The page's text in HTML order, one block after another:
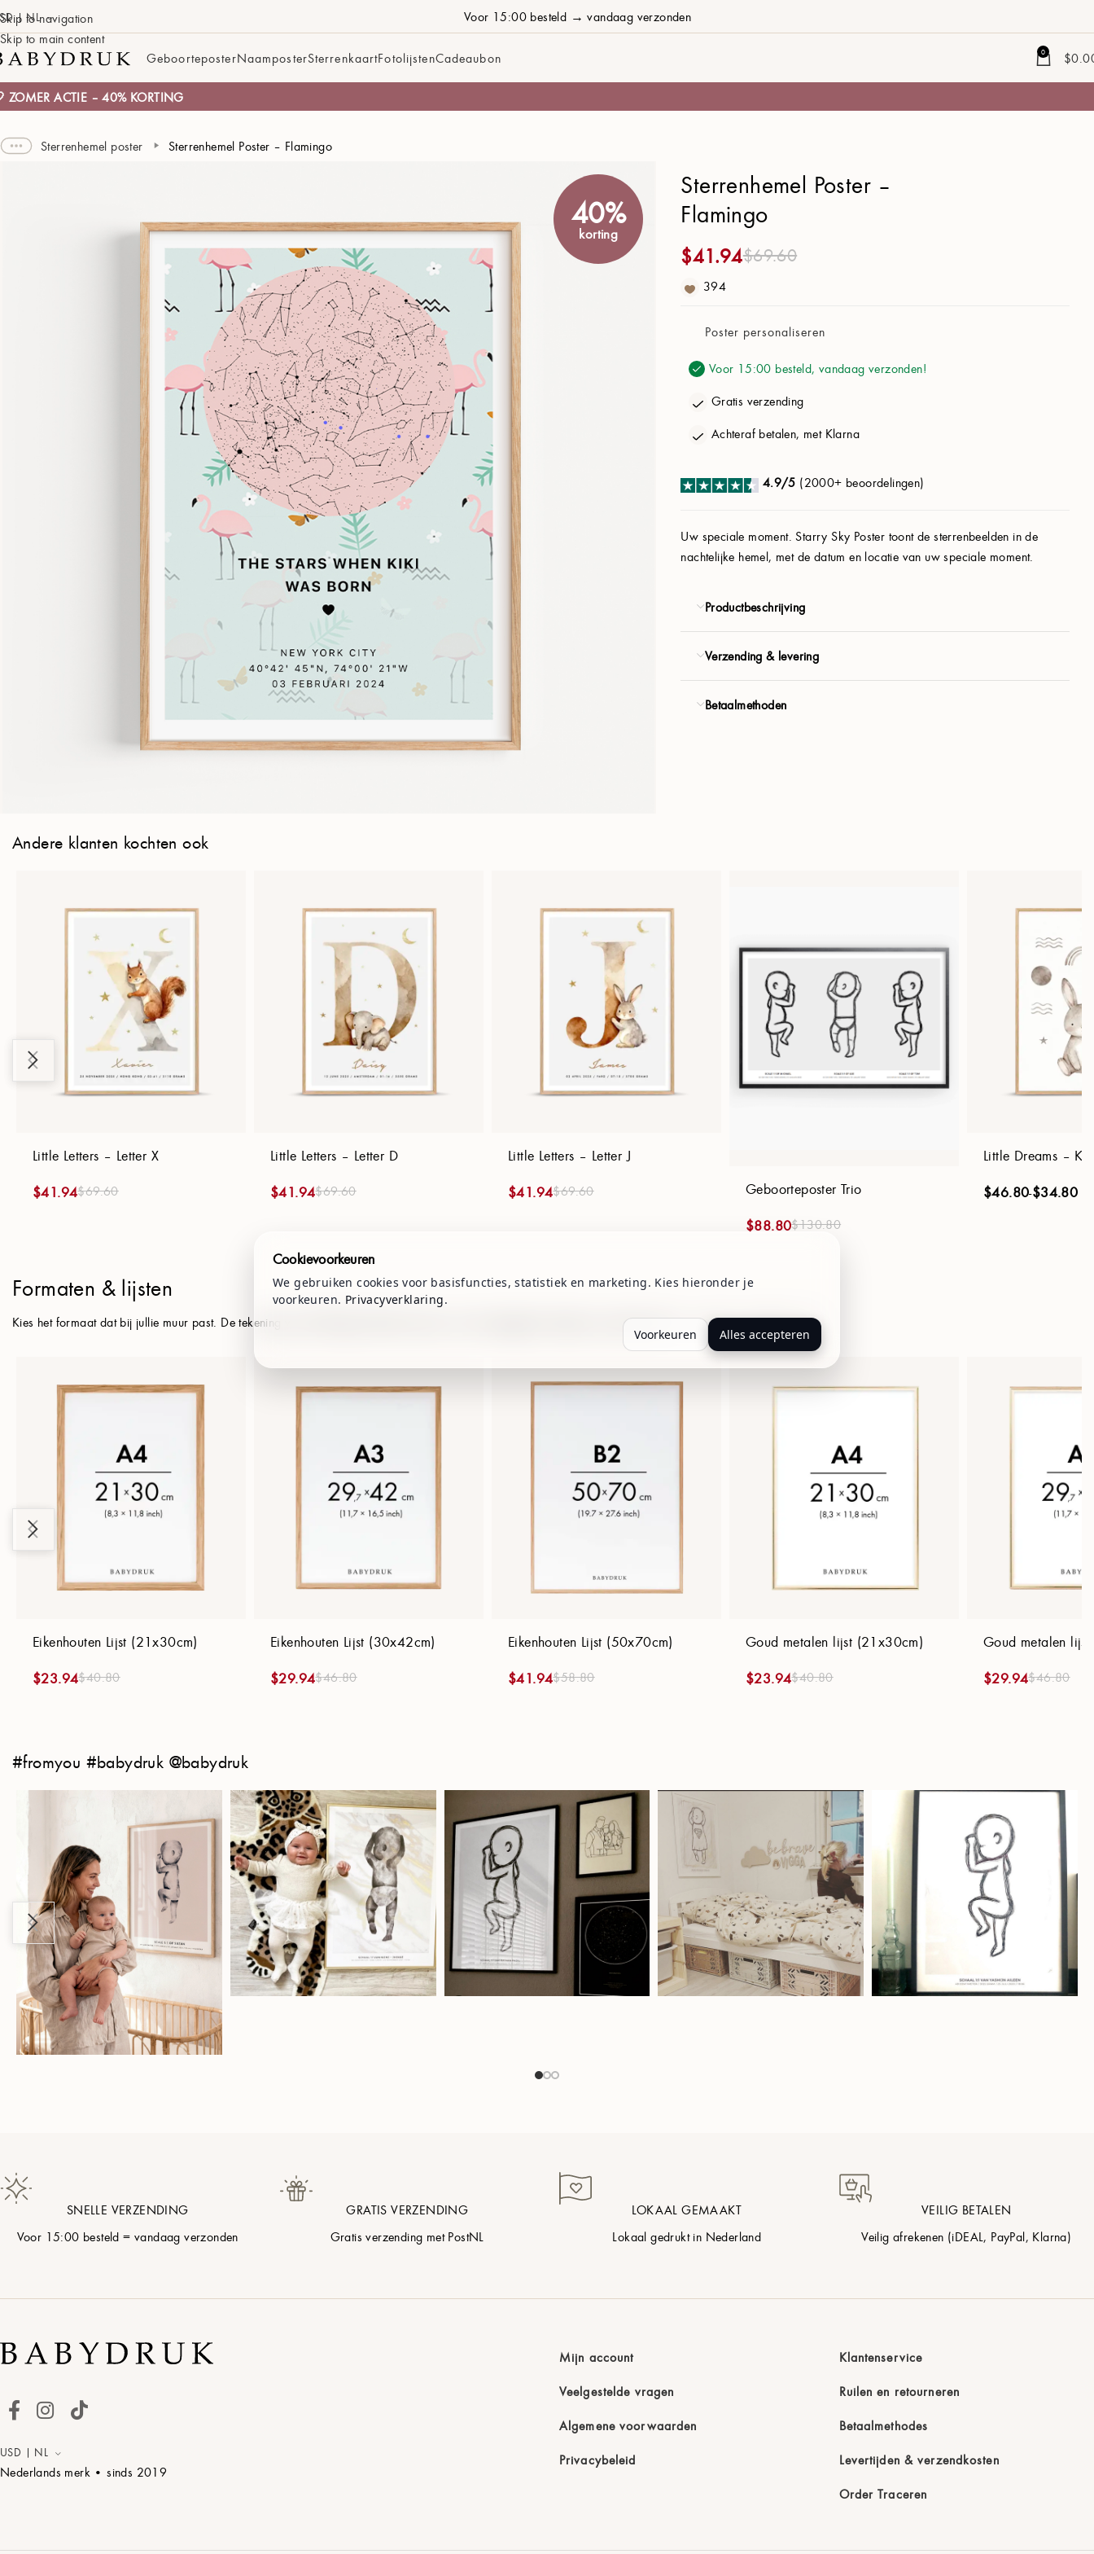
Skip to navigation
Skip to main content
| NL Voor 15:00 besteld → vandaag verzonden
GeboorteposterNaamposterSterrenkaartFotolijstenCadeaubon 0 $
ZOMER ACTIE – 40% KORTING
Geboorte van ons kleintje ❤
PLAATS KIEZEN
52°22'03" N, 004°54'15" E
01 JANUARI 2026
Poster Papier
Kaart kleur: Nacht Blauw
Sterrenbeelden:
Rooster: Uit
Melkweg:
Planeten: Uit
Personaliseren
Product
€ 58.80
VOLGENDE
Gratis verzending
Sterrenhemel poster Sterrenhemel Poster – Flamingo
40%
korting
Sterrenhemel Poster –
Flamingo
$69.60
$41.94
394
Poster personaliseren
Voor 15:00 besteld, vandaag verzonden!
Gratis verzending
Achteraf betalen, met Klarna
4.9/5 (2000+ beoordelingen)
Uw speciale moment. Starry Sky Poster toont de sterrenbeelden in de
nachtelijke hemel, met de datum en locatie van uw speciale moment.
Productbeschrijving
Verzending & levering
Betaalmethoden
Andere klanten kochten ook
Little Letters – Letter X
$69.60
$41.94
Little Letters – Letter D
$69.60
$41.94
Little Letters – Letter J
$69.60
$41.94 Geboorteposter Trio
$130.80
$88.80
Little Dreams –
$34.80
-
$46.80
Formaten & lijsten
Kies het formaat dat bij jullie muur past. De tekening wordt altijd geschaald op basis van de opgegeven lengte van je baby: B2 = 1:1, A3 = 1:2, A4 = 1:3.
Eikenhouten Lijst (21x30cm)
$40.80
$23.94
Eikenhouten Lijst (30x42cm)
$46.80
$29.94
Eikenhouten Lijst (50x70cm)
$58.80
$41.94
Goud metalen lijst (21x30cm)
$40.80
$23.94
Goud metalen
$46.80
$29.94
#fromyou #babydruk @babydruk
SNELLE VERZENDING
Voor 15:00 besteld = vandaag verzonden
GRATIS VERZENDING
Gratis verzending met PostNL
LOKAAL GEMAAKT
Lokaal gedrukt in Nederland
VEILIG BETALEN
Veilig afrekenen (iDEAL, PayPal, Klarna)
USD | NL
Nederlands merk • sinds 2019
Mijn account
Veelgestelde vragen
Algemene voorwaarden
Privacybeleid
Klantenservice
Ruilen en retourneren
Betaalmethodes
Levertijden & verzendkosten
Order Traceren
Cookievoorkeuren
We gebruiken cookies voor basisfuncties, statistiek en marketing. Kies hieronder je
voorkeuren. Privacyverklaring.
Voorkeuren Alles accepteren